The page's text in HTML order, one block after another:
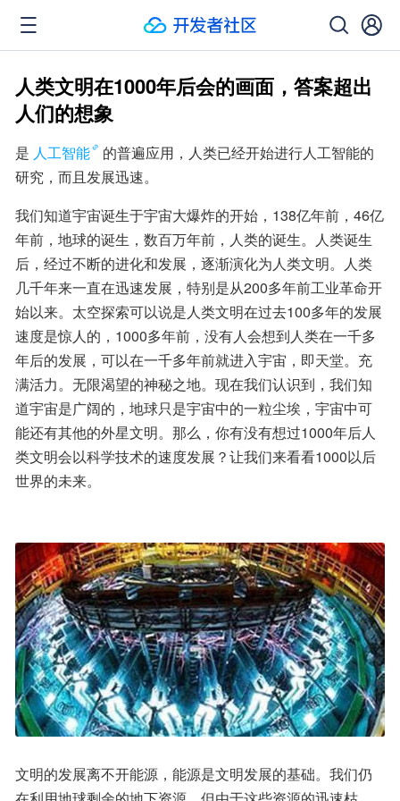
人类文明在1000年后会的画面，答案超出
人们的想象
是 人工智能
的普遍应用，人类已经开始进行人工智能的
研究，而且发展迅速。
我们知道宇宙诞生于宇宙大爆炸的开始，138亿年前，46亿
年前，地球的诞生，数百万年前，人类的诞生。人类诞生
后，经过不断的进化和发展，逐渐演化为人类文明。人类
几千年来一直在迅速发展，特别是从200多年前工业革命开
始以来。太空探索可以说是人类文明在过去100多年的发展
速度是惊人的，1000多年前，没有人会想到人类在一千多
年后的发展，可以在一千多年前就进入宇宙，即天堂。充
满活力。无限渴望的神秘之地。现在我们认识到，我们知
道宇宙是广阔的，地球只是宇宙中的一粒尘埃，宇宙中可
能还有其他的外星文明。那么，你有没有想过1000年后人
类文明会以科学技术的速度发展？让我们来看看1000以后
世界的未来。
文明的发展离不开能源，能源是文明发展的基础。我们仍